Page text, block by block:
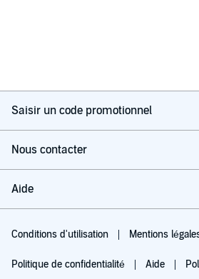
Saisir un code promotionnel
Nous contacter
Aide
Conditions d'utilisation Mentions
Politique de confidentialité Aide